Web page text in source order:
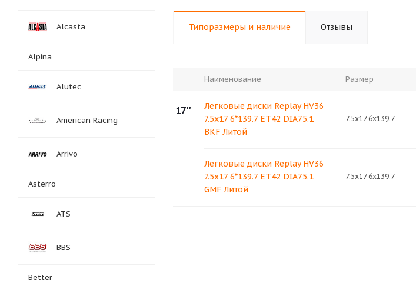
Типоразмеры и наличие Отзывы
Наименование Размер
17''
Легковые диски Replay HV36
7.5x17 6*139.7 ET42 DIA75.1
BKF Литой
7.5x17 6x139.7
Легковые диски Replay HV36
7.5x17 6*139.7 ET42 DIA75.1
GMF Литой
7.5x17 6x139.7
Alcasta
Alpina
Alutec
American Racing
Arrivo
Asterro
ATS
BBS
Better